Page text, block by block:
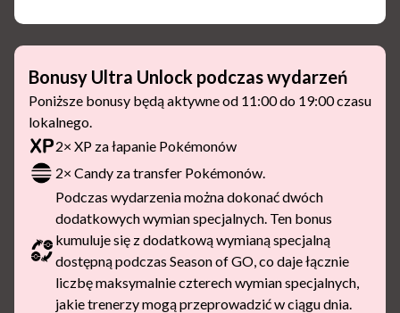
Bonusy Ultra Unlock podczas wydarzeń
Poniższe bonusy będą aktywne od 11:00 do 19:00 czasu
lokalnego.
2× XP za łapanie Pokémonów
2× Candy za transfer Pokémonów.
Podczas wydarzenia można dokonać dwóch
dodatkowych wymian specjalnych. Ten bonus
kumuluje się z dodatkową wymianą specjalną
dostępną podczas Season of GO, co daje łącznie
liczbę maksymalnie czterech wymian specjalnych,
jakie trenerzy mogą przeprowadzić w ciągu dnia.